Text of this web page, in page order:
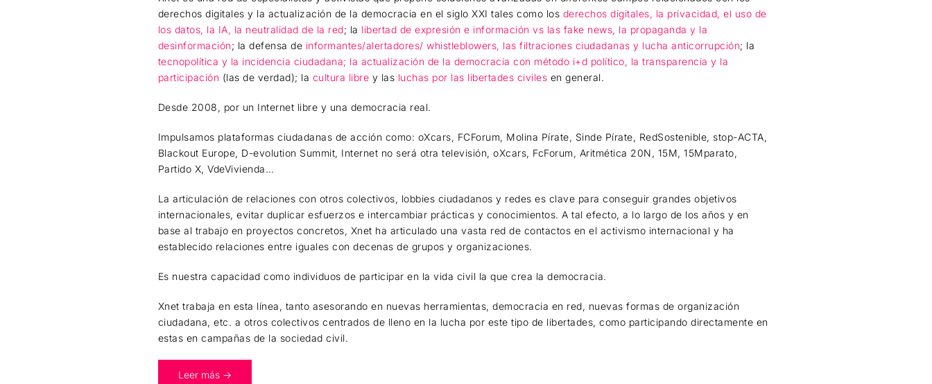
derechos digitales y la actualización de la democracia en el siglo XXI tales como los derechos digitales, la privacidad, el uso de
los datos, la IA, la neutralidad de la red; la libertad de expresión e información vs las fake news, la propaganda y la
desinformación; la defensa de informantes/alertadores/ whistleblowers, las filtraciones ciudadanas y lucha anticorrupción; la
tecnopolítica y la incidencia ciudadana; la actualización de la democracia con método i+d político, la transparencia y la
participación (las de verdad); la cultura libre y las luchas por las libertades civiles en general.
Desde 2008, por un Internet libre y una democracia real.
Impulsamos plataformas ciudadanas de acción como: oXcars, FCForum, Molina Pírate, Sinde Pírate, RedSostenible, stop-ACTA,
Blackout Europe, D-evolution Summit, Internet no será otra televisión, oXcars, FcForum, Aritmética 20N, 15M, 15Mparato,
Partido X, VdeVivienda…
La articulación de relaciones con otros colectivos, lobbies ciudadanos y redes es clave para conseguir grandes objetivos
internacionales, evitar duplicar esfuerzos e intercambiar prácticas y conocimientos. A tal efecto, a lo largo de los años y en
base al trabajo en proyectos concretos, Xnet ha articulado una vasta red de contactos en el activismo internacional y ha
establecido relaciones entre iguales con decenas de grupos y organizaciones.
Es nuestra capacidad como individuos de participar en la vida civil la que crea la democracia.
Xnet trabaja en esta línea, tanto asesorando en nuevas herramientas, democracia en red, nuevas formas de organización
ciudadana, etc. a otros colectivos centrados de lleno en la lucha por este tipo de libertades, como participando directamente en
estas en campañas de la sociedad civil.
Leer más ->